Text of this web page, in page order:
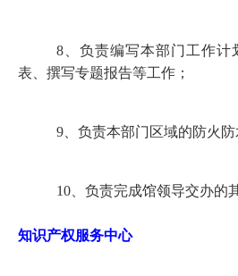
8、负责编写本部门工作计
表、撰写专题报告等工作；
9、负责本部门区域的防火防
10、负责完成馆领导交办的
知识产权服务中心